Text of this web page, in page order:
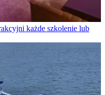
każde szkolenie lub